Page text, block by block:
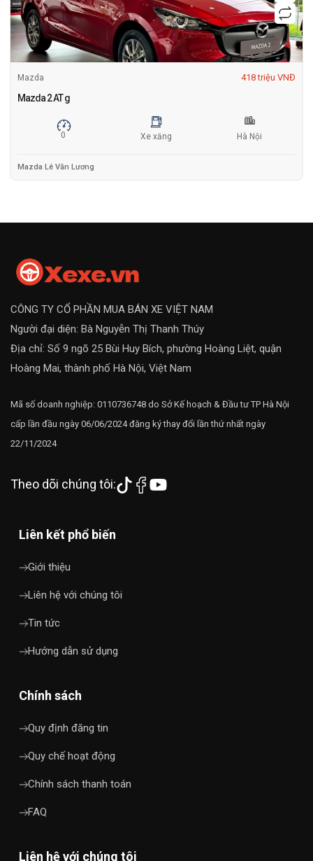
Mazda 418 triệu VNĐ
Mazda 2 AT g
0 Xe xăng Hà Nội
Mazda Lê Văn Lương
CÔNG TY CỔ PHẦN MUA BÁN XE VIỆT NAM
Người đại diện: Bà Nguyễn Thị Thanh Thúy
Địa chỉ: Số 9 ngõ 25 Bùi Huy Bích, phường Hoàng Liệt, quận
Hoàng Mai, thành phố Hà Nội, Việt Nam
Mã số doanh nghiệp: 0110736748 do Sở Kế hoạch & Đầu tư TP Hà Nội
cấp lần đầu ngày 06/06/2024 đăng ký thay đổi lần thứ nhất ngày
22/11/2024
Theo dõi chúng tôi:
Liên kết phổ biến
Giới thiệu
Liên hệ với chúng tôi
Tin tức
Hướng dẫn sử dụng
Chính sách
Quy định đăng tin
Quy chế hoạt động
Chính sách thanh toán
FAQ
Liên hệ với chúng tôi